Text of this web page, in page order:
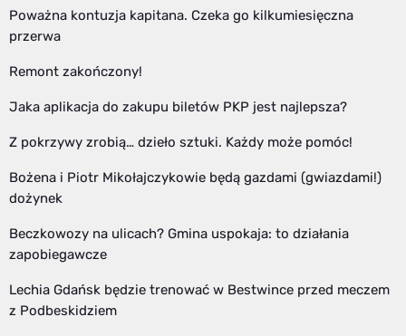
Poważna kontuzja kapitana. Czeka go kilkumiesięczna
przerwa
Remont zakończony!
Jaka aplikacja do zakupu biletów PKP jest najlepsza?
Z pokrzywy zrobią… dzieło sztuki. Każdy może pomóc!
Bożena i Piotr Mikołajczykowie będą gazdami (gwiazdami!)
dożynek
Beczkowozy na ulicach? Gmina uspokaja: to działania
zapobiegawcze
Lechia Gdańsk będzie trenować w Bestwince przed meczem
z Podbeskidziem